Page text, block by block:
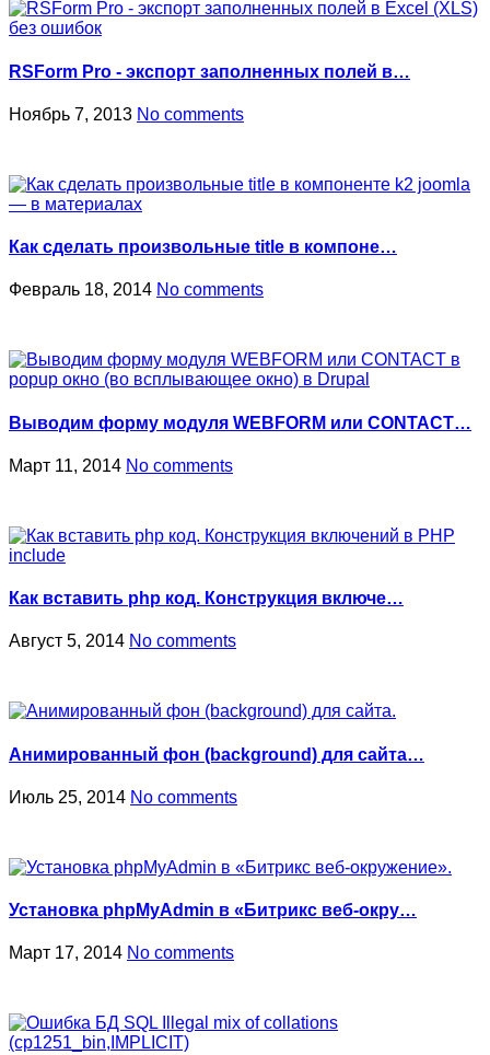
RSForm Pro - экспорт заполненных полей в…
Ноябрь 7, 2013 No comments
Как сделать произвольные title в компоне…
Февраль 18, 2014 No comments
Выводим форму модуля WEBFORM или CONTACT…
Март 11, 2014 No comments
Как вставить php код. Конструкция включе…
Август 5, 2014 No comments
Анимированный фон (background) для сайта…
Июль 25, 2014 No comments
Установка phpMyAdmin в «Битрикс веб-окру…
Март 17, 2014 No comments